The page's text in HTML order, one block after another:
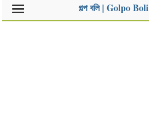
গল্প বলি | Golpo Boli